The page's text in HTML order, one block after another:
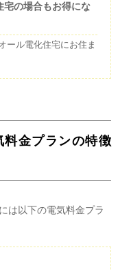
宅の場合もお得にな
ール電化住宅にお住ま
料金プランの特徴
は以下の電気料金プラ